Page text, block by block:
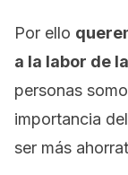
Por ello
a la labor de
personas
importancia
ser más